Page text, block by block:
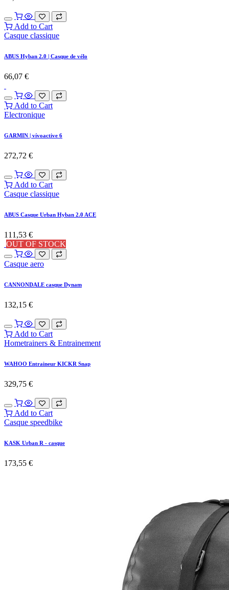
Add to Cart
Casque classique
ABUS Hyban 2.0 | Casque de vélo
66,07 €
Add to Cart
Electronique
GARMIN | vívoactive 6
272,72 €
Add to Cart
Casque classique
ABUS Casque Urban Hyban 2.0 ACE
111,53 €
OUT OF STOCK
Casque aero
CANNONDALE casque Dynam
132,15 €
Add to Cart
Hometrainers & Entrainement
WAHOO Entraineur KICKR Snap
329,75 €
Add to Cart
Casque speedbike
KASK Urban R - casque
173,55 €